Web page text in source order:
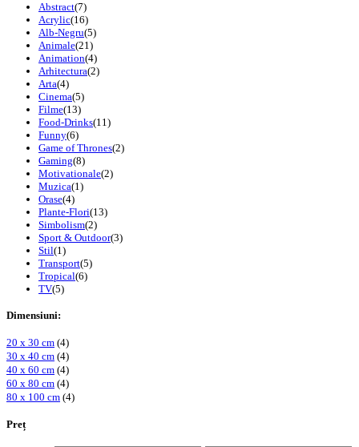
Abstract(7)
Acrylic(16)
Alb-Negru(5)
Animale(21)
Animation(4)
Arhitectura(2)
Arta(4)
Cinema(5)
Filme(13)
Food-Drinks(11)
Funny(6)
Game of Thrones(2)
Gaming(8)
Motivationale(2)
Muzica(1)
Orase(4)
Plante-Flori(13)
Simbolism(2)
Sport & Outdoor(3)
Stil(1)
Transport(5)
Tropical(6)
TV(5)
Dimensiuni:
20 x 30 cm (4)
30 x 40 cm (4)
40 x 60 cm (4)
60 x 80 cm (4)
80 x 100 cm (4)
Preț